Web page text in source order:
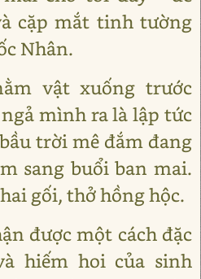
cặp mắt tinh tường
Nhân.
vật xuống trước
mình ra là lập tức
trời mê đắm đang
sang buổi ban mai.
gối, thở hồng hộc.
được một cách đặc
hiếm hoi của sinh